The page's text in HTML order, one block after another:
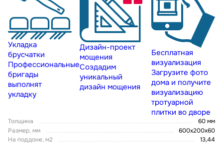
Укладка
брусчатки
Профессиональные
бригады
выполнят
укладку
Дизайн-проект
мощения
Создадим
уникальный
дизайн мощения
Бесплатная
визуализация
Загрузите фото
дома и получите
визуализацию
тротуарной
плитки во дворе
Толщина
60 мм
Размер, мм
600х200х60
На поддоне, м2
13,44